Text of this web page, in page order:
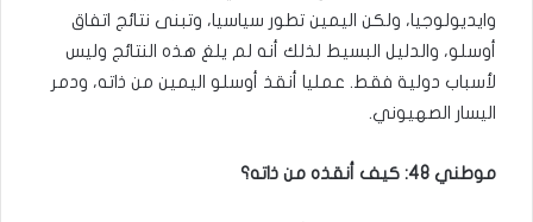
وايديولوجيا، ولكن اليمين تطور سياسيا، وتبنى نتائج اتفاق
أوسلو، والدليل البسيط لذلك أنه لم يلغ هذه النتائج وليس
لأسباب دولية فقط. عمليا أنقذ أوسلو اليمين من ذاته، ودمر
اليسار الصهيوني.
موطني 48: كيف أنقذه من ذاته؟